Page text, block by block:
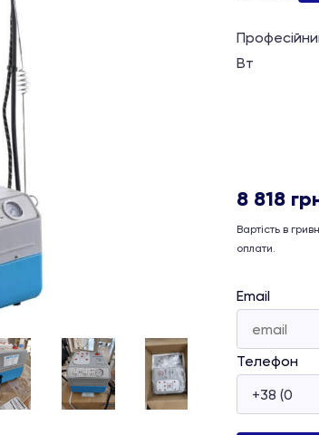
Вт
8 818
Вартість в
оплати.
Email
Телефон